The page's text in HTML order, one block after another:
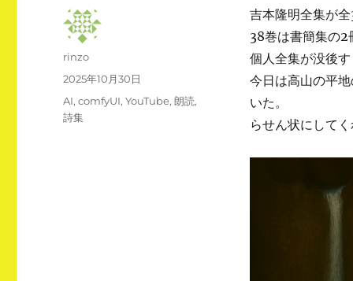
吉本隆明全集が全
38巻は書簡集の2
個人全集が没後
今日は高山の平
いた。
らせん状にして
投
rinzo
投
日:
2025年10月30日
カ
テ
AI,comfyUI,YouTube,朗読,
詩集